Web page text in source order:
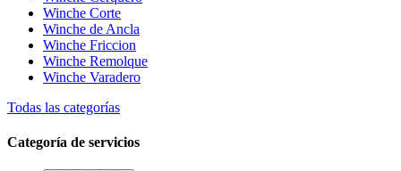
Winche Corte
Winche de Ancla
Winche Friccion
Winche Remolque
Winche Varadero
Todas las categorías
Categoría de servicios